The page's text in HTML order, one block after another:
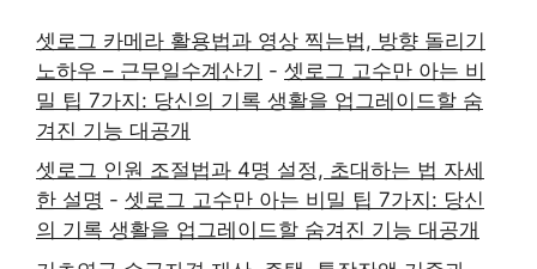
셋로그 카메라 활용법과 영상 찍는법, 방향 돌리기
노하우 – 근무일수계산기 - 셋로그 고수만 아는 비
밀 팁 7가지: 당신의 기록 생활을 업그레이드할 숨
겨진 기능 대공개
셋로그 인원 조절법과 4명 설정, 초대하는 법 자세
한 설명 - 셋로그 고수만 아는 비밀 팁 7가지: 당신
의 기록 생활을 업그레이드할 숨겨진 기능 대공개